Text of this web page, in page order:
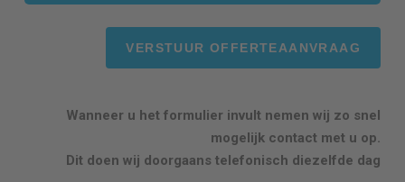
Wanneer u het formulier invult nemen wij zo snel
mogelijk contact met u op.
Dit doen wij doorgaans telefonisch diezelfde dag